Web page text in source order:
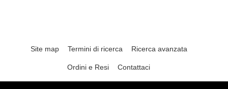
Site map Termini di ricerca Ricerca avanzata
Ordini e Resi Contattaci